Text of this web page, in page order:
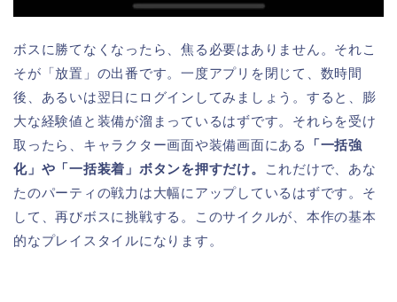
ボスに勝てなくなったら、焦る必要はありません。それこ
そが「放置」の出番です。一度アプリを閉じて、数時間
後、あるいは翌日にログインしてみましょう。すると、膨
大な経験値と装備が溜まっているはずです。それらを受け
取ったら、キャラクター画面や装備画面にある
「一括強
化」や「一括装着」ボタンを押すだけ。
これだけで、あな
たのパーティの戦力は大幅にアップしているはずです。そ
して、再びボスに挑戦する。このサイクルが、本作の基本
的なプレイスタイルになります。